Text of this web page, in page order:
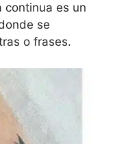
continua es un
se
o frases.